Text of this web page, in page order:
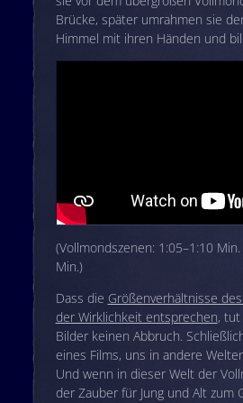
Brücke, später umrahmen sie
Himmel mit ihren Händen und
(Vollmondszenen: 1:05–1:10
Min.)
Dass die Größenverhältnisse
der Wirklichkeit entsprechen, tut
Bilder keinen Abbruch.
eines Films, uns in andere
Und wenn in dieser Welt der
der Zauber für Jung und Alt zum